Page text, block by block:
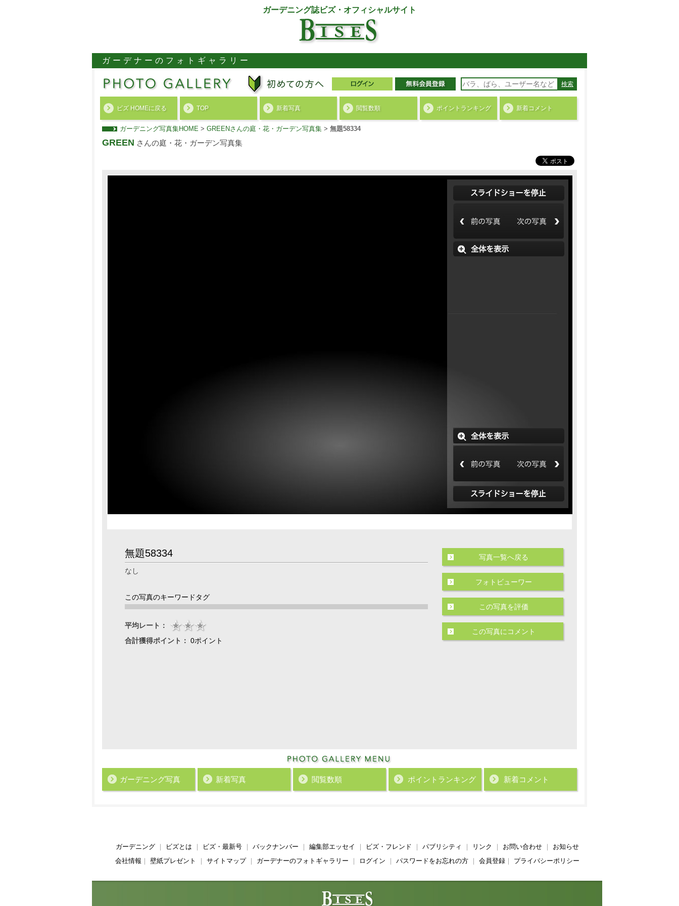
ガーデニング誌ビズ・オフィシャルサイト
ガーデナーのフォトギャラリー
検索
ビズ HOMEに戻る TOP 新着写真 閲覧数順 ポイント ランキング 新着コメント
ガーデニング写真集HOME > GREENさんの庭・花・ガーデン写真集 > 無題58334
GREEN さんの庭・花・ガーデン写真集
無題58334
なし
この写真のキーワードタグ
平均レート：
合計獲得ポイント： 0ポイント
写真一覧へ戻る
フォトビューワー
この写真を評価
この写真にコメント
ガーデニング写真 新着写真 閲覧数順 ポイント ランキング 新着コメント
ガーデニング｜ ビズとは ビズ・最新号｜ バックナンバー 編集部エッセイ ビズ・フレンド パブリシティ リンク お問い合わせ｜ お知らせ
会社情報
壁紙プレゼント サイトマップ｜ ガーデナーのフォトギャラリー ログイン パスワードをお忘れの方｜ 会員登録｜ プライバシーポリシー